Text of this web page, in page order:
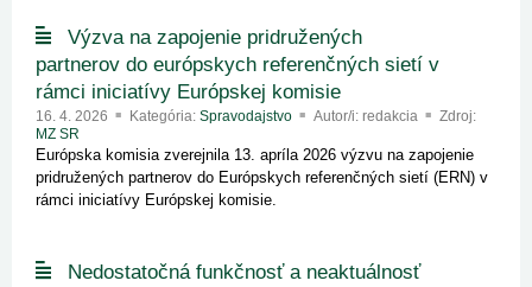
Výzva na zapojenie pridružených
partnerov do európskych referenčných sietí v
rámci iniciatívy Európskej komisie
16. 4. 2026 Kategória: Spravodajstvo Autor/i: redakcia
Zdroj:
MZ SR
Európska komisia zverejnila 13. apríla 2026 výzvu na zapojenie
pridružených partnerov do Európskych referenčných sietí (ERN) v
rámci iniciatívy Európskej komisie.
Nedostatočná funkčnosť a neaktuálnosť